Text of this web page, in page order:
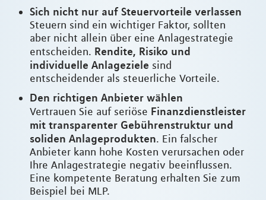
Sich nicht nur auf Steuervorteile verlassen
Steuern sind ein wichtiger Faktor, sollten
aber nicht allein über eine Anlagestrategie
entscheiden. Rendite, Risiko und
individuelle Anlageziele sind
entscheidender als steuerliche Vorteile.
Den richtigen Anbieter wählen
Vertrauen Sie auf seriöse Finanzdienstleister
mit transparenter Gebührenstruktur und
soliden Anlageprodukten. Ein falscher
Anbieter kann hohe Kosten verursachen oder
Ihre Anlagestrategie negativ beeinflussen.
Eine kompetente Beratung erhalten Sie zum
Beispiel bei MLP.